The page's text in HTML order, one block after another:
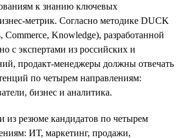
к знанию ключевых
метрик. Согласно методике DUCK
Commerce, Knowledge), разработанной
с экспертами из российских и
продакт-менеджеры должны отвечать
по четырем направлениям:
бизнес и аналитика.
из резюме кандидатов по четырем
ИТ, маркетинг, продажи,